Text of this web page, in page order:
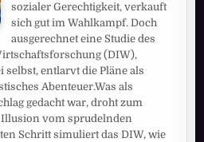
sozialer Gerechtigkeit, verkauft
sich gut im Wahlkampf. Doch
ausgerechnet eine Studie des
(DIW),
selbst, entlarvt die Pläne als
Abenteuer.Was als
gedacht war, droht zum
vom sprudelnden
Schritt simuliert das DIW, wie